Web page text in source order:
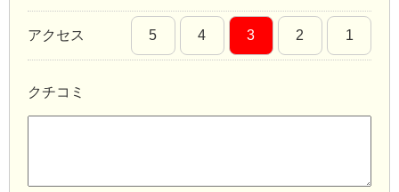
アクセス 5 4 3 2 1
クチコミ